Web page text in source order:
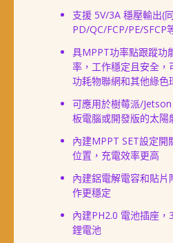
支援 5V/3A 穩壓輸出(
PD/QC/FCP/PE/SFCP
具MPPT功率點跟蹤功
率，工作穩定且安全
功耗物聯網和其他綠色
可應用於樹莓派/
板電腦或開發版的太陽
內建MPPT SET設定開
位置，充電效率更高
內建鋁電解電容和貼
作更穩定
內建PH2.0 電池插座
鋰電池